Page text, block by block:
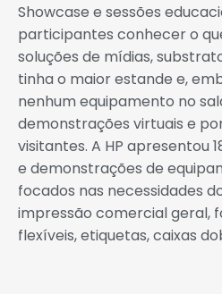
Showcase e sessões
participantes conhecer o
soluções de mídias,
tinha o maior estande e,
nenhum equipamento no
demonstrações virtuais e
visitantes. A HP apresentou
e demonstrações de
focados nas necessidades
impressão comercial geral,
flexíveis, etiquetas, caixas